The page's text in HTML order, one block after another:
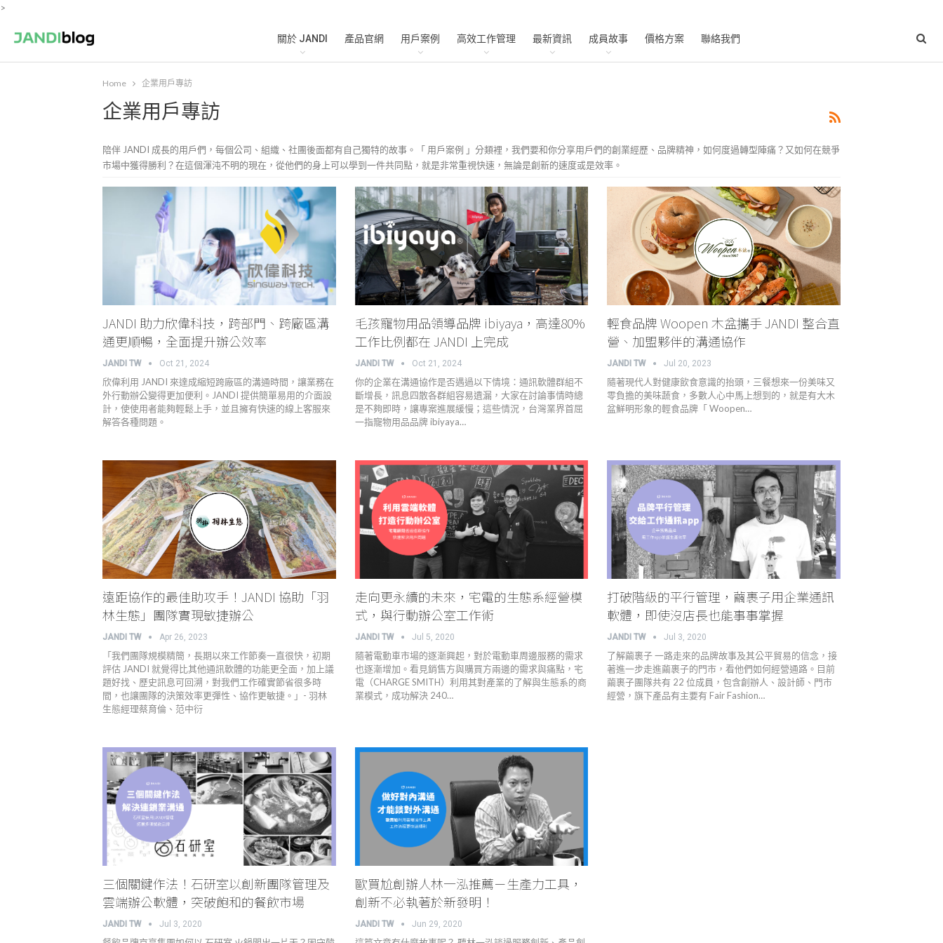
>
關於 JANDI 產品官網 用戶案例 高效工作管理 最新資訊 成員故事 價格方案 聯絡我們
Home 企業用戶專訪
企業用戶專訪
陪伴 JANDI 成長的用戶們，每個公司、組織、社團後面都有自己獨特的故事。「 用戶案例 」分類裡，我們要和你分享用戶們的創業經歷、品牌精神，如何度過轉型陣痛？又如何在競爭
市場中獲得勝利？在這個渾沌不明的現在，從他們的身上可以學到一件共同點，就是非常重視快速，無論是創新的速度或是效率。
JANDI 助力欣偉科技，跨部門、跨廠區溝
通更順暢，全面提升辦公效率
JANDI TW Oct 21, 2024
欣偉利用 JANDI 來達成縮短跨廠區的溝通時間，讓業務在
外行動辦公變得更加便利。JANDI 提供簡單易用的介面設
計，使使用者能夠輕鬆上手，並且擁有快速的線上客服來
解答各種問題。
毛孩寵物用品領導品牌 ibiyaya，高達80%
工作比例都在 JANDI 上完成
JANDI TW Oct 21, 2024
你的企業在溝通協作是否遇過以下情境：通訊軟體群組不
斷增長，訊息四散各群組容易遺漏，大家在討論事情時總
是不夠即時，讓專案進展緩慢；這些情況，台灣業界首屈
一指寵物用品品牌 ibiyaya…
輕食品牌 Woopen 木盆攜手 JANDI 整合直
營、加盟夥伴的溝通協作
JANDI TW Jul 20, 2023
隨著現代人對健康飲食意識的抬頭，三餐想來一份美味又
零負擔的美味蔬食，多數人心中馬上想到的，就是有大木
盆鮮明形象的輕食品牌「 Woopen…
遠距協作的最佳助攻手！JANDI 協助「羽
林生態」團隊實現敏捷辦公
JANDI TW Apr 26, 2023
「我們團隊規模精簡，長期以來工作節奏一直很快，初期
評估 JANDI 就覺得比其他通訊軟體的功能更全面，加上議
題好找、歷史訊息可回溯，對我們工作確實節省很多時
間，也讓團隊的決策效率更彈性、協作更敏捷。」- 羽林
生態經理蔡育倫、范中衍
走向更永續的未來，宅電的生態系經營模
式，與行動辦公室工作術
JANDI TW Jul 5, 2020
隨著電動車市場的逐漸興起，對於電動車周邊服務的需求
也逐漸增加。看見銷售方與購買方兩邊的需求與痛點，宅
電（CHARGE SMITH）利用其對產業的了解與生態系的商
業模式，成功解決 240…
打破階級的平行管理，繭裹子用企業通訊
軟體，即使沒店長也能事事掌握
JANDI TW Jul 3, 2020
了解繭裹子 一路走來的品牌故事及其公平貿易的信念，接
著進一步走進繭裹子的門市，看他們如何經營通路。目前
繭裹子團隊共有 22 位成員，包含創辦人、設計師、門市
經營，旗下產品有主要有 Fair Fashion…
三個關鍵作法！石研室以創新團隊管理及
雲端辦公軟體，突破飽和的餐飲市場
JANDI TW Jul 3, 2020
歐買尬創辦人林一泓推薦－生產力工具，
創新不必執著於新發明！
JANDI TW Jun 29, 2020